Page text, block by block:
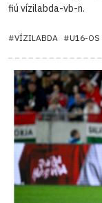
fiú vízilabda-vb-n.
#VÍZILABDA #U16-OS